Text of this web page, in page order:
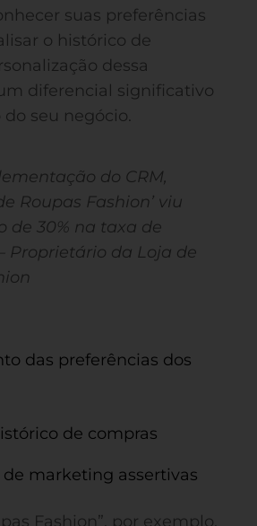
suas preferências
o histórico de
dessa
diferencial significativo
do seu negócio.
do CRM,
Roupas Fashion’ viu
de 30% na taxa de
Proprietário da Loja de
das preferências dos
de compras
marketing assertivas
Fashion”, por exemplo,